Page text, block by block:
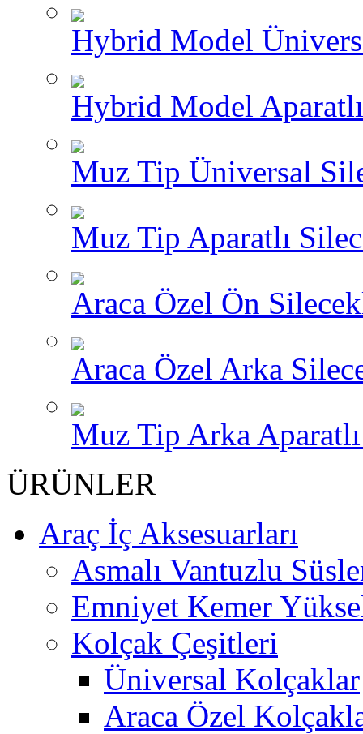
Hybrid Model
Hybrid Model
Muz Tip Üniversal
Muz Tip Aparatlı
Araca Özel Ön
Araca Özel Arka
Muz Tip Arka
ÜRÜNLER
Araç İç Aksesuarları
Asmalı Vantuzlu
Emniyet Kemer
Kolçak Çeşitleri
Üniversal Kolçaklar
Araca Özel